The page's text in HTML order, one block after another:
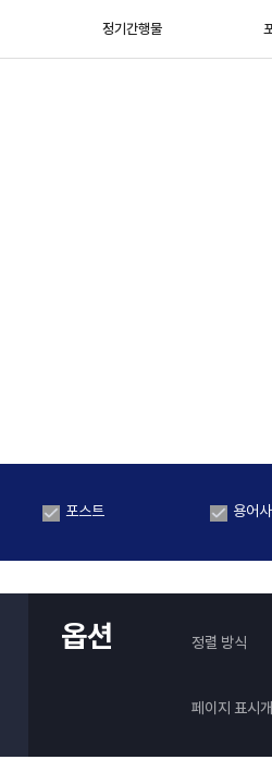
정기간행물
포스트 용어
옵션 정렬 방식
페이지 표시